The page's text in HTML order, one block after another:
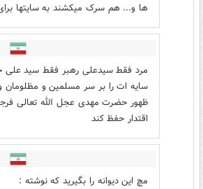
ها و... هم سرک میکشند به سایتها
مرد فقط سیدعلی رهبر فقط سید
سایه ات را بر سر مسلمین و
ظهور حضرت مهدی عجل الله تعالی
اقتدار حفظ کند
مچ این دیوانه را بگیرید که نوشته :